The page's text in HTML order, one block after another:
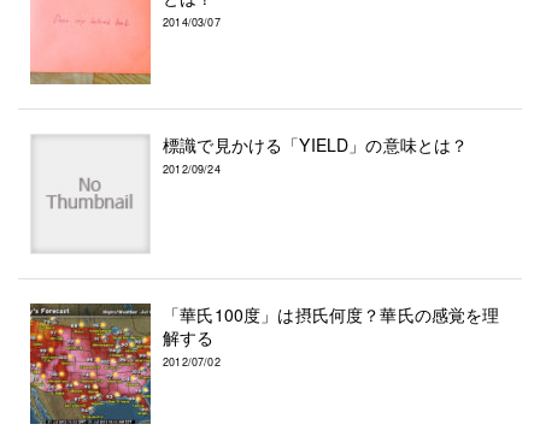
2014/03/07
標識で見かける「YIELD」の意味とは？
2012/09/24
「華氏100度」は摂氏何度？華氏の感覚を理
解する
2012/07/02